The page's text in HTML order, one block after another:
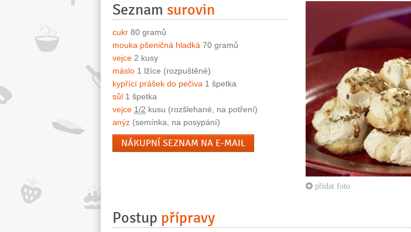
přidat foto
Seznam surovin
cukr 80 gramů
mouka pšeničná hladká 70 gramů
vejce 2 kusy
máslo 1 lžíce (rozpuštěné)
kypřící prášek do pečiva 1 špetka
sůl 1 špetka
vejce 1/2 kusu (rozšlehané, na potření)
anýz (semínka, na posypání)
NÁKUPNÍ SEZNAM NA E-MAIL
Postup přípravy